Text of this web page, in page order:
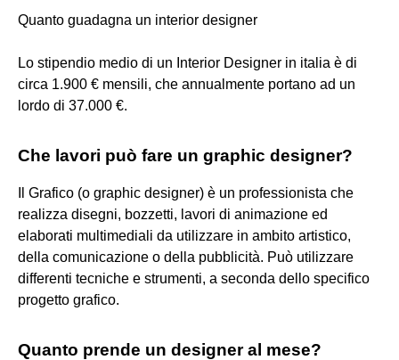
Quanto guadagna un interior designer
Lo stipendio medio di un Interior Designer in italia è di
circa 1.900 € mensili, che annualmente portano ad un
lordo di 37.000 €.
Che lavori può fare un graphic designer?
Il Grafico (o graphic designer) è un professionista che
realizza disegni, bozzetti, lavori di animazione ed
elaborati multimediali da utilizzare in ambito artistico,
della comunicazione o della pubblicità. Può utilizzare
differenti tecniche e strumenti, a seconda dello specifico
progetto grafico.
Quanto prende un designer al mese?